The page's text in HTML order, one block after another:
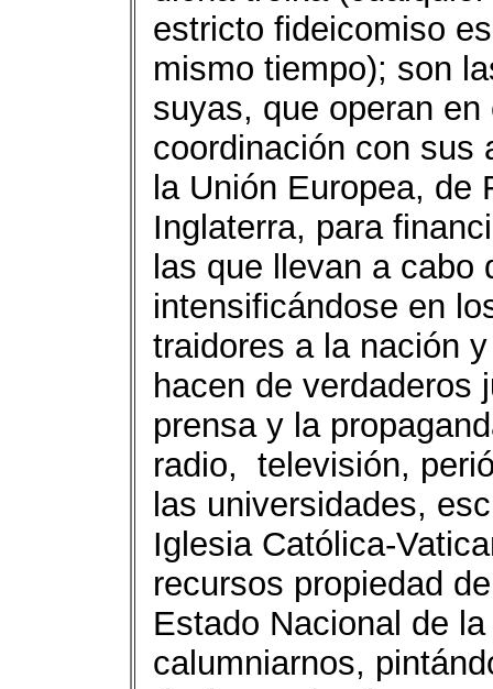
estricto fideicomiso
mismo tiempo); son
suyas, que operan
coordinación con sus
la Unión Europea, de
Inglaterra, para
las que llevan a
intensificándose en
traidores a la nación
hacen de verdaderos
prensa y la
radio, televisión,
las universidades,
Iglesia Católica-
recursos propiedad
Estado Nacional de
calumniarnos,